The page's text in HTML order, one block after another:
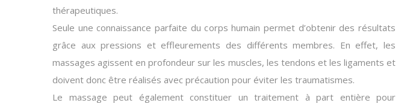
thérapeutiques.
Seule une connaissance parfaite du corps humain permet d’obtenir des résultats
grâce aux pressions et effleurements des différents membres. En effet, les
massages agissent en profondeur sur les muscles, les tendons et les ligaments et
doivent donc être réalisés avec précaution pour éviter les traumatismes.
Le massage peut également constituer un traitement à part entière pour